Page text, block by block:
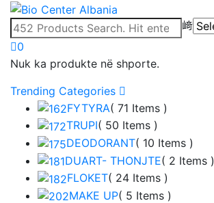
0
Nuk ka produkte në shporte.
Trending Categories
FYTYRA( 71 Items )
TRUPI( 50 Items )
DEODORANT( 10 Items )
DUART- THONJTE( 2 Items )
FLOKET( 24 Items )
MAKE UP( 5 Items )